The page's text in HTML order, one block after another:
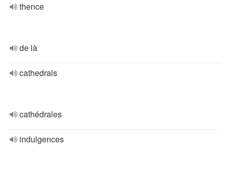
thence
de là
cathedrals
cathédrales
indulgences